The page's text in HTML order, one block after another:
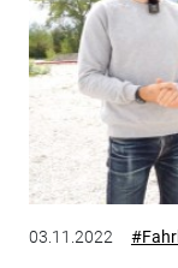
03.11.2022